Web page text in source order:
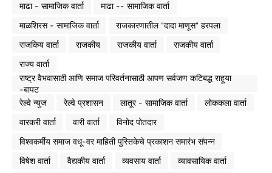
माढा - सामाजिक वार्ता
माढा -- सामाजिक वार्ता
माळशिरस - सामाजिक वार्ता
राजकारणातील "दादा माणूस" हरपला
राजकिय वार्ता
राजकीय राजकीय वार्ता
राजकीय वार्ता
राज्य वार्ता
राष्ट्र वैभवासाठी आणि समाज परिवर्तनासाठी आपण सर्वजण कटिबद्ध राहूया
-बापट
रेल्वे न्युज
रेल्वे प्रशासन लातूर - सामाजिक वार्ता
लोककला वार्ता
वारकरी वार्ता
वारी वार्ता
विनोद पोतदार
विश्वकर्मीय समाज वधू-वर माहिती पुस्तिकेचे प्रकाशन समारंभ संपन्न
विषेश वार्ता
वैद्यकीय वार्ता व्यवसाय वार्ता
व्यावसायिक वार्ता